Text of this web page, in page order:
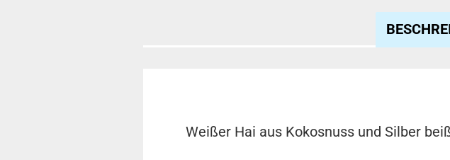
Weißer Hai aus Kokosnuss und Silber